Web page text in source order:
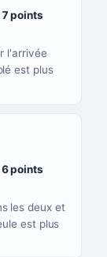
points
l'arrivée
est plus
points
les deux et
est plus